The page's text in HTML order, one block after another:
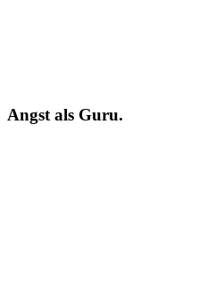
Angst als Guru.